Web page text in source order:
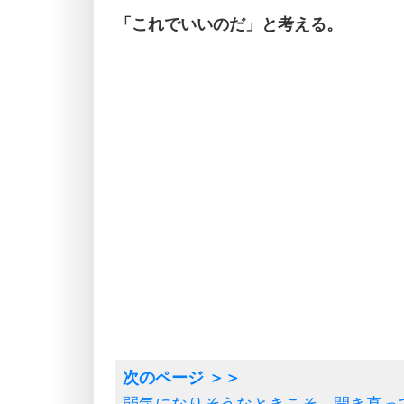
「これでいいのだ」と考える。